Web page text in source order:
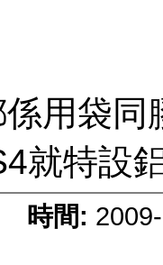
用袋同
就特設
時間: